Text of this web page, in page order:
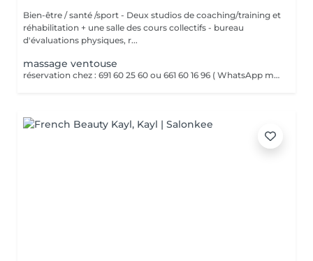
Bien-être / santé /sport - Deux studios de coaching/training et
réhabilitation + une salle des cours collectifs - bureau
d'évaluations physiques, r...
massage ventouse
réservation chez : 691 60 25 60 ou 661 60 16 96 ( WhatsApp msg ) VENTOUSES OU CUPPING THERAPY Technique thérapeutique utilisant la succion pour créer une dépression sur la peau. Il améliore la circulation sanguine, décontracte lés muscles, soulage les Dolores et draine les tissus